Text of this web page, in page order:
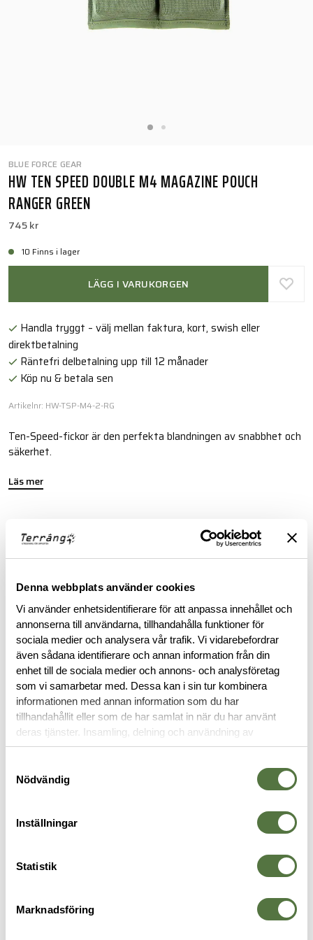
Denna webbplats använder cookies
Vi använder enhetsidentifierare för att anpassa innehållet och
annonserna till användarna, tillhandahålla funktioner för
sociala medier och analysera vår trafik. Vi vidarebefordrar
även sådana identifierare och annan information från din
enhet till de sociala medier och annons- och analysföretag
som vi samarbetar med. Dessa kan i sin tur kombinera
informationen med annan information som du har
tillhandahållit eller som de har samlat in när du har använt
deras tjänster. Insamling, delning och användning av
personuppgifter kan användas för personalisering av
Nödvändig
Inställningar
Statistik
Marknadsföring
BLUE FORCE GEAR
HW TEN SPEED DOUBLE M4 MAGAZINE POUCH
RANGER GREEN
745 kr
10 Finns i lager
LÄGG I VARUKORGEN
Handla tryggt – välj mellan faktura, kort, swish eller
direktbetalning
Räntefri delbetalning upp till 12 månader
Köp nu & betala sen
Artikelnr: HW-TSP-M4-2-RG
Ten-Speed-fickor är den perfekta blandningen av snabbhet och
säkerhet.
Läs mer
BESKRIVNING
RECENSIONER
OM VARUMÄRKET
MAGASINFICKOR